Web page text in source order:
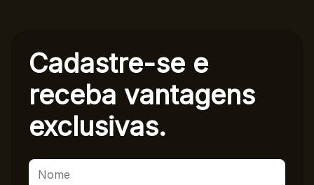
Cadastre-se e
receba vantagens
exclusivas.